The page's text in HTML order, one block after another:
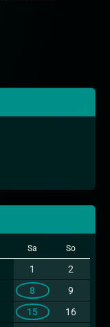
Sa So
1
2
8
9
15
16